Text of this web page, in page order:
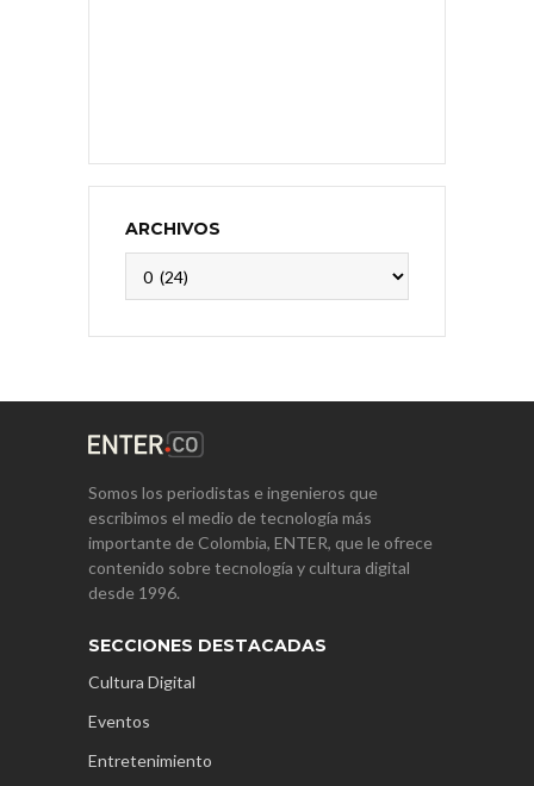
ARCHIVOS
Somos los periodistas e ingenieros que
escribimos el medio de tecnología más
importante de Colombia, ENTER, que le ofrece
contenido sobre tecnología y cultura digital
desde 1996.
SECCIONES DESTACADAS
Cultura Digital
Eventos
Entretenimiento